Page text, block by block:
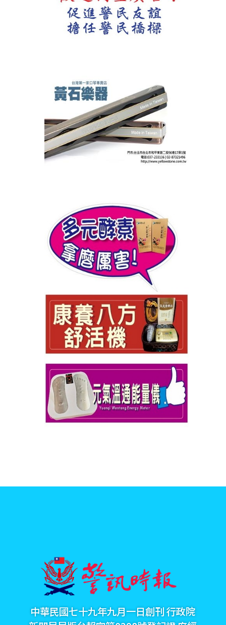
中華民國七十九年九月一日創刊 行政院
新聞局局版台報字第0298號登記證 府經